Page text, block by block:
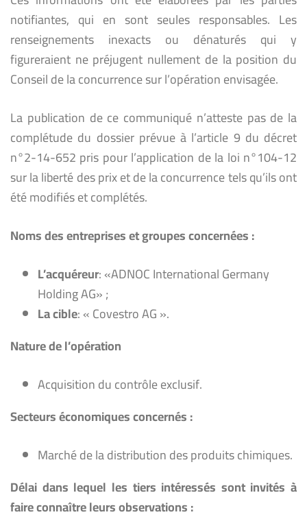
notifiantes, qui en sont seules responsables. Les
renseignements inexacts ou dénaturés qui y
figureraient ne préjugent nullement de la position du
Conseil de la concurrence sur l’opération envisagée.
La publication de ce communiqué n’atteste pas de la
complétude du dossier prévue à l’article 9 du décret
n°2-14-652 pris pour l’application de la loi n°104-12
sur la liberté des prix et de la concurrence tels qu’ils ont
été modifiés et complétés.
Noms des entreprises et groupes concernées :
L’acquéreur: «ADNOC International Germany
Holding AG» ;
La cible: « Covestro AG ».
Naturede l’opération
Acquisition du contrôle exclusif.
Secteurs économiques concernés :
Marché de la distribution des produits chimiques.
Délai dans lequel les tiers intéressés sont invités à
faire connaître leurs observations :